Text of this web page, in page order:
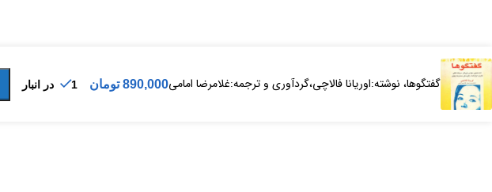
گفتگوها، نوشته:اوریانا فالاچی،گردآوری و ترجمه:غلامرضا امامی890,000 تومان 1 در انبار